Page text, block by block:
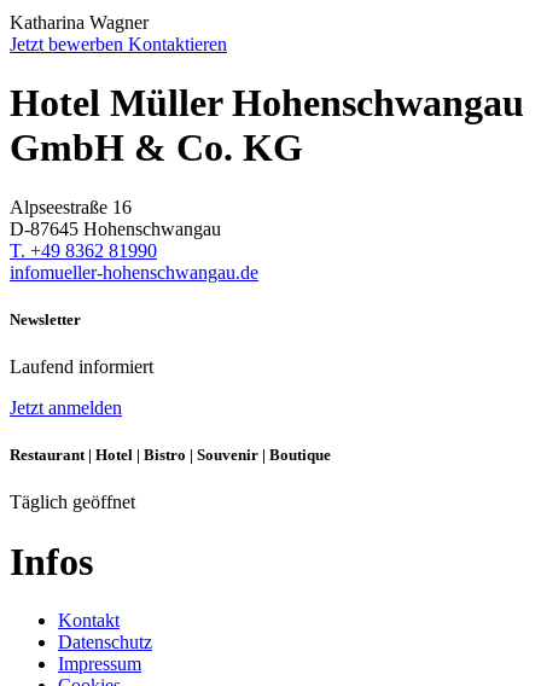
Katharina Wagner
Jetzt bewerben Kontaktieren
Hotel Müller Hohenschwangau
GmbH & Co. KG
Alpseestraße 16
D-87645 Hohenschwangau
T. +49 8362 81990
infomueller-hohenschwangau.de
Newsletter
Laufend informiert
Jetzt anmelden
Restaurant | Hotel | Bistro | Souvenir | Boutique
Täglich geöffnet
Infos
Kontakt
Datenschutz
Impressum